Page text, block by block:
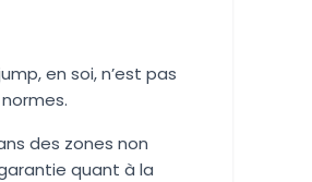
en soi, n’est pas
des zones non
quant à la